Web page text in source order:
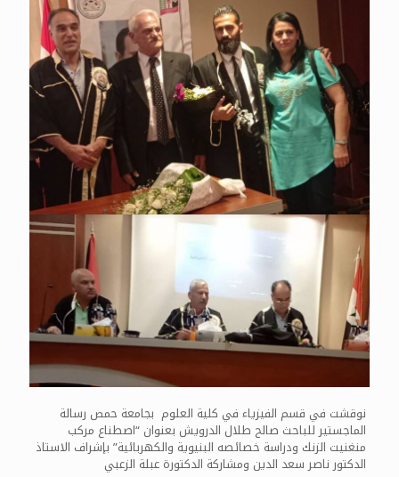
نوقشت في قسم الفيزياء في كلية العلوم بجامعة حمص رسالة
الماجستير للباحث صالح طلال الدرويش بعنوان “اصطناع مركب
منغنيت الزنك ودراسة خصائصه البنيوية والكهربائية” بإشراف الاستاذ
الدكتور ناصر سعد الدين ومشاركة الدكتورة عبلة الزعبي